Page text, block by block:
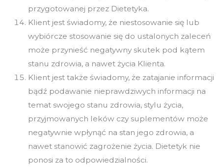
przygotowanej przez Dietetyka.
Klient jest świadomy, że niestosowanie się lub
wybiórcze stosowanie się do ustalonych zaleceń
może przynieść negatywny skutek pod kątem
stanu zdrowia, a nawet życia Klienta.
Klient jest także świadomy, że zatajanie informacji
bądź podawanie nieprawdziwych informacji na
temat swojego stanu zdrowia, stylu życia,
przyjmowanych leków czy suplementów może
negatywnie wpłynąć na stan jego zdrowia, a
nawet stanowić zagrożenie życia. Dietetyk nie
ponosi za to odpowiedzialności.